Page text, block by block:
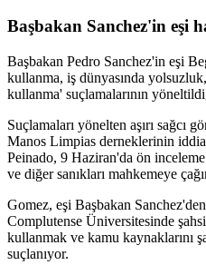
Başbakan Sanchez'in eşi
Başbakan Pedro Sanchez'in eşi
kullanma, iş dünyasında
kullanma' suçlamalarının
Suçlamaları yönelten aşırı sağcı
Manos Limpias derneklerinin
Peinado, 9 Haziran'da ön
ve diğer sanıkları mahkemeye
Gomez, eşi Başbakan
Complutense Üniversitesinde
kullanmak ve kamu kaynaklarını
suçlanıyor.